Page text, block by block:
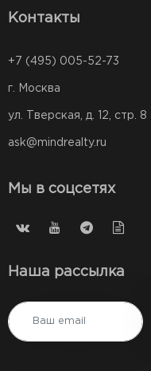
Контакты
+7 (495) 005-52-73
г. Москва
ул. Тверская, д. 12, стр. 8
ask@mindrealty.ru
Мы в соцсетях
Наша рассылка